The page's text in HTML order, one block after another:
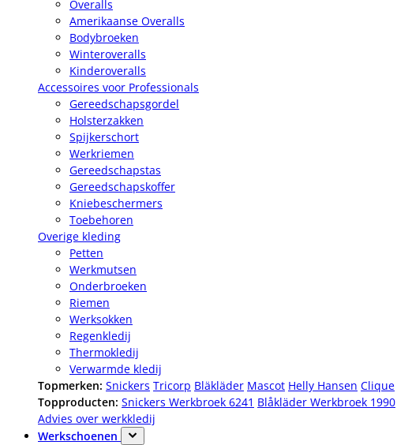
Overalls
Amerikaanse Overalls
Bodybroeken
Winteroveralls
Kinderoveralls
Accessoires voor Professionals
Gereedschapsgordel
Holsterzakken
Spijkerschort
Werkriemen
Gereedschapstas
Gereedschapskoffer
Kniebeschermers
Toebehoren
Overige kleding
Petten
Werkmutsen
Onderbroeken
Riemen
Werksokken
Regenkledij
Thermokledij
Verwarmde kledij
Topmerken: Snickers Tricorp Bläkläder Mascot Helly Hansen Clique
Topproducten: Snickers Werkbroek 6241 Blåkläder Werkbroek 1990
Advies over werkkledij
Werkschoenen